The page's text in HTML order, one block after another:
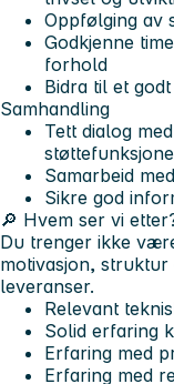
Oppfølging av
Godkjenne
forhold
Bidra til et
Samhandling
Tett dialog
Samarbeid
Sikre god
🔎 Hvem ser vi
Du trenger ikke
motivasjon, struktur
leveranser.
Relevant
Solid erfaring
Erfaring med
Erfaring med